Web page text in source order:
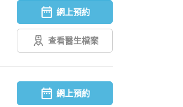
網上預約
查看醫生檔案
網上預約